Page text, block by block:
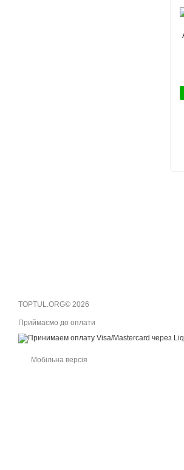
TOPTUL.ORG© 2026
Приймаємо до оплати
Мобільна версія